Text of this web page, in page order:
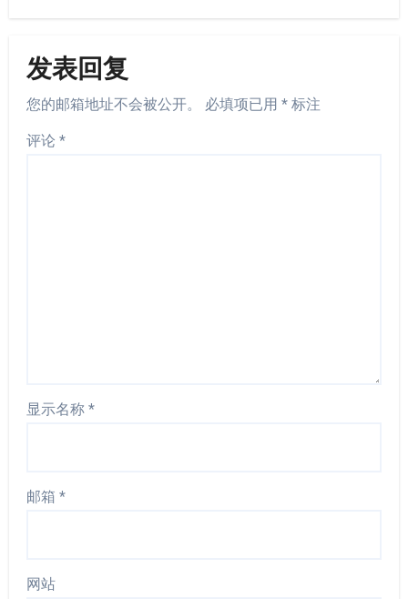
发表回复
您的邮箱地址不会被公开。 必填项已用 *标注
评论 *
显示名称 *
邮箱 *
网站